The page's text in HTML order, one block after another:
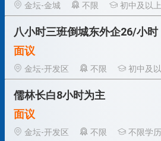
金坛-金城
不限 初中及以
八小时三班倒城东外企26/小时
面议
金坛-开发区
不限 初中及
儒林长白8小时为主
面议
金坛-开发区
不限 不限学历